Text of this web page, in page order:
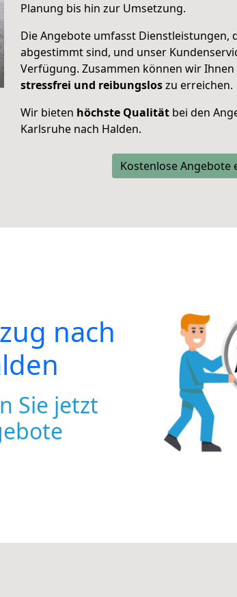
Planung bis hin zur Umsetzung.
Die Angebote umfasst Dienstleistungen,
abgestimmt sind, und unser
Verfügung. Zusammen können wir
stressfrei und reibungsloszu erreichen.
Wir bieten höchste Qualität bei den
Karlsruhe nach Halden.
Kostenlose Angebote
nach
Sie jetzt